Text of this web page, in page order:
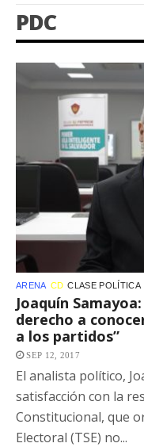
PDC
ARENA CD CLASE POLÍTICA
Joaquín
derecho a
a los partidos”
SEP 12, 2017
El analista político,
satisfacción con la
Constitucional, que
Electoral (TSE) no...